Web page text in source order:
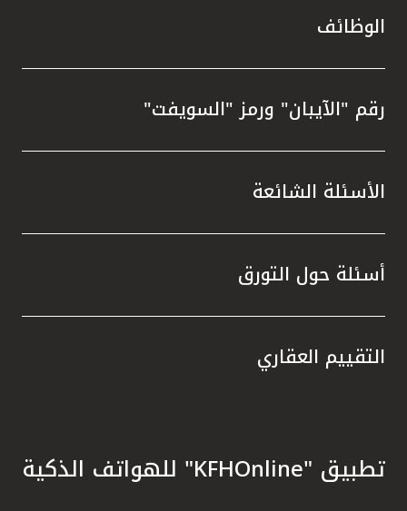
الوظائف
رقم "الآيبان" ورمز "السويفت"
الأسئلة الشائعة
أسئلة حول التورق
التقييم العقاري
تطبيق "KFHOnline" للهواتف الذكية